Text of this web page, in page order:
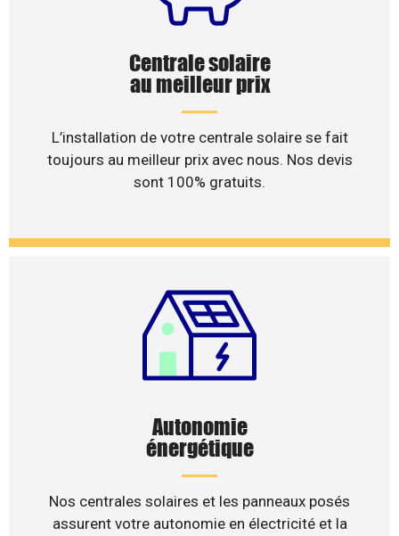
Centrale solaire
au meilleur prix
L’installation de votre centrale solaire se fait
toujours au meilleur prix avec nous. Nos devis
sont 100% gratuits.
Autonomie
énergétique
Nos centrales solaires et les panneaux posés
assurent votre autonomie en électricité et la